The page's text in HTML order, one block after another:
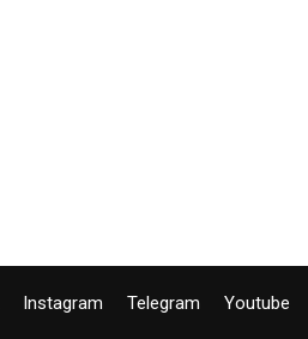
Instagram Telegram Youtube